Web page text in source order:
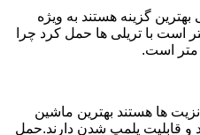
ها باری حمل بار های 22 تنی بهترین گزینه هستند به ویژه
است با تریلی ها حمل کرد چرا
ها هستند بهترین ماشین
و قابلیت پلمپ شدن دارند.حمل